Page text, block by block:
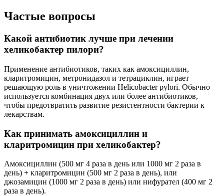
Частые вопросы
Какой антибиотик лучше при лечении
хеликобактер пилори?
Применение антибиотиков, таких как амоксициллин,
кларитромицин, метронидазол и тетрациклин, играет
решающую роль в уничтожении Helicobacter pylori. Обычно
используется комбинация двух или более антибиотиков,
чтобы предотвратить развитие резистентности бактерии к
лекарствам.
Как принимать амоксициллин и
кларитромицин при хеликобактер?
Амоксициллин (500 мг 4 раза в день или 1000 мг 2 раза в
день) + кларитромицин (500 мг 2 раза в день), или
джозамицин (1000 мг 2 раза в день) или нифурател (400 мг 2
раза в день).